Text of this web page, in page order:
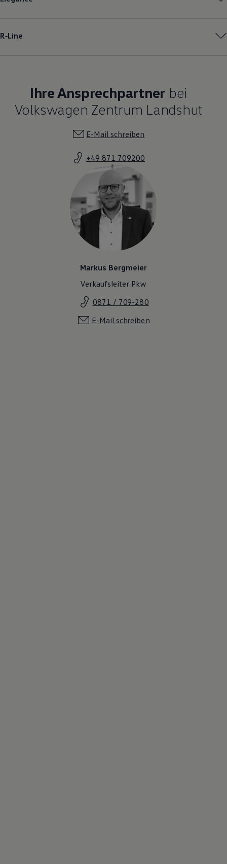
R‑Line
Ihre Ansprechpartner bei
Volkswagen Zentrum Landshut
E-Mail schreiben
+49 871 709200
Markus Bergmeier
Verkaufsleiter Pkw
0871 / 709-280
E-Mail schreiben